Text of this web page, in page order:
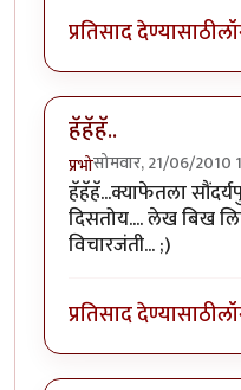
प्रतिसाद देण्यासाठी
हॅहॅहॅ..
प्रभोसोमवार, 21/06/2010
हॅहॅहॅ...क्याफेतला
दिसतोय.... लेख बिख
विचारजंती... ;)
प्रतिसाद देण्यासाठी